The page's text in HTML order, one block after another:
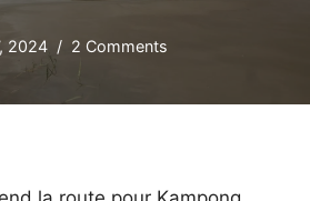
2024 2 Comments